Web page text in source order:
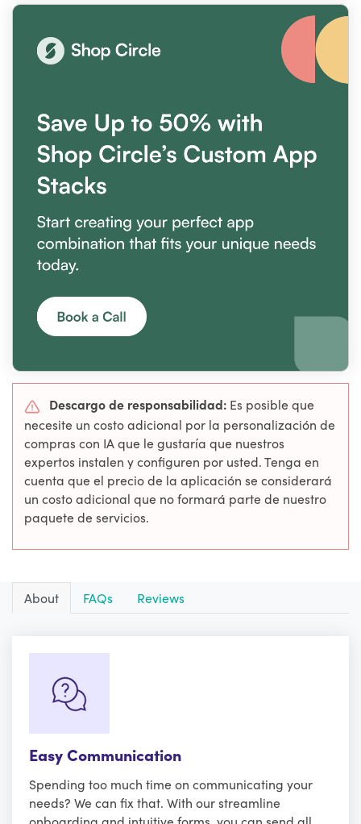
Descargo de responsabilidad: Es posible que
necesite un costo adicional por la personalización de
compras con IA que le gustaría que nuestros
expertos instalen y configuren por usted. Tenga en
cuenta que el precio de la aplicación se considerará
un costo adicional que no formará parte de nuestro
paquete de servicios.
About FAQs Reviews
Easy Communication
Spending too much time on communicating your
needs? We can fix that. With our streamline